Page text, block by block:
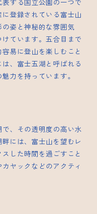
する国立公園の一つで
登録されている富士山
姿と神秘的な雰囲気
ています。五合目まで
易に登山を楽しむこと
、富士五湖と呼ばれる
力を持っています。
、その透明度の高い水
には、富士山を望むレ
した時間を過ごすこと
ヤックなどのアクティ